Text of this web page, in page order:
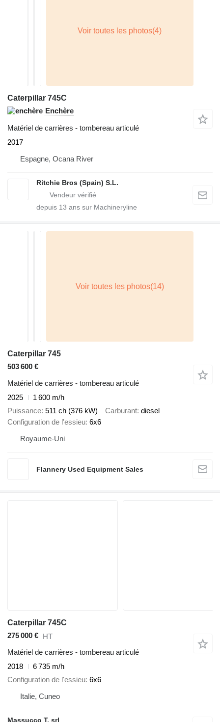
Caterpillar 745C
Enchère
Matériel de carrières - tombereau articulé
2017
Espagne, Ocana River
Ritchie Bros (Spain) S.L.
depuis 13 ans sur Machineryline
Caterpillar 745
503 600 €
Matériel de carrières - tombereau articulé
2025
1 600 m/h
Puissance 511 ch (376 kW) Carburant diesel
Configuration de l'essieu 6x6
Royaume-Uni
Flannery Used Equipment Sales
Caterpillar 745C
275 000 € HT
Matériel de carrières - tombereau articulé
2018
6 735 m/h
Configuration de l'essieu 6x6
Italie, Cuneo
Massucco T. srl